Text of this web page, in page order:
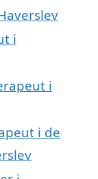
i
i
i de